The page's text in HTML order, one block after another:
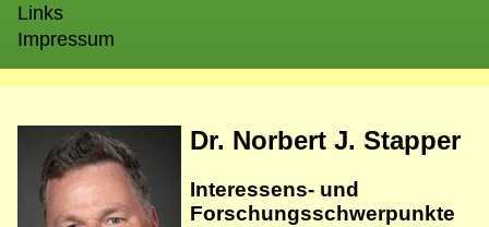
Links
Impressum
Dr. Norbert J. Stapper
Interessens- und
Forschungsschwerpunkte